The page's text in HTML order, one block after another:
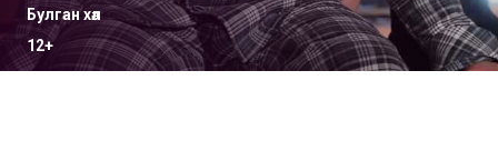
Булган хәл
12+